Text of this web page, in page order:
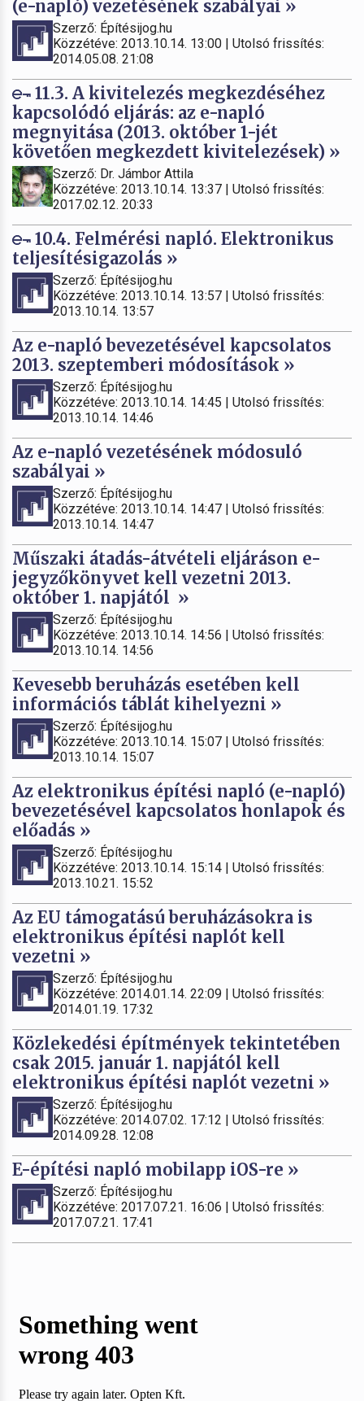
(e-napló) vezetésének szabályai »
Szerző: Építésijog.hu
Közzétéve: 2013.10.14. 13:00 | Utolsó frissítés:
2014.05.08. 21:08
11.3. A kivitelezés megkezdéséhez
kapcsolódó eljárás: az e-napló
megnyitása (2013. október 1-jét
követően megkezdett kivitelezések) »
Szerző: Dr. Jámbor Attila
Közzétéve: 2013.10.14. 13:37 | Utolsó frissítés:
2017.02.12. 20:33
10.4. Felmérési napló. Elektronikus
teljesítésigazolás »
Szerző: Építésijog.hu
Közzétéve: 2013.10.14. 13:57 | Utolsó frissítés:
2013.10.14. 13:57
Az e-napló bevezetésével kapcsolatos
2013. szeptemberi módosítások »
Szerző: Építésijog.hu
Közzétéve: 2013.10.14. 14:45 | Utolsó frissítés:
2013.10.14. 14:46
Az e-napló vezetésének módosuló
szabályai »
Szerző: Építésijog.hu
Közzétéve: 2013.10.14. 14:47 | Utolsó frissítés:
2013.10.14. 14:47
Műszaki átadás-átvételi eljáráson e-
jegyzőkönyvet kell vezetni 2013.
október 1. napjától »
Szerző: Építésijog.hu
Közzétéve: 2013.10.14. 14:56 | Utolsó frissítés:
2013.10.14. 14:56
Kevesebb beruházás esetében kell
információs táblát kihelyezni »
Szerző: Építésijog.hu
Közzétéve: 2013.10.14. 15:07 | Utolsó frissítés:
2013.10.14. 15:07
Az elektronikus építési napló (e-napló)
bevezetésével kapcsolatos honlapok és
előadás »
Szerző: Építésijog.hu
Közzétéve: 2013.10.14. 15:14 | Utolsó frissítés:
2013.10.21. 15:52
Az EU támogatású beruházásokra is
elektronikus építési naplót kell
vezetni »
Szerző: Építésijog.hu
Közzétéve: 2014.01.14. 22:09 | Utolsó frissítés:
2014.01.19. 17:32
Közlekedési építmények tekintetében
csak 2015. január 1. napjától kell
elektronikus építési naplót vezetni »
Szerző: Építésijog.hu
Közzétéve: 2014.07.02. 17:12 | Utolsó frissítés:
2014.09.28. 12:08
E-építési napló mobilapp iOS-re »
Szerző: Építésijog.hu
Közzétéve: 2017.07.21. 16:06 | Utolsó frissítés:
2017.07.21. 17:41